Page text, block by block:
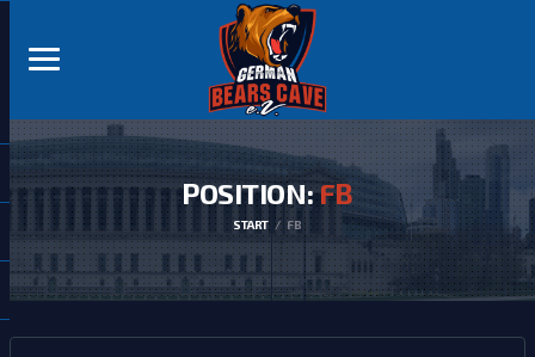
POSITION:FB
START FB